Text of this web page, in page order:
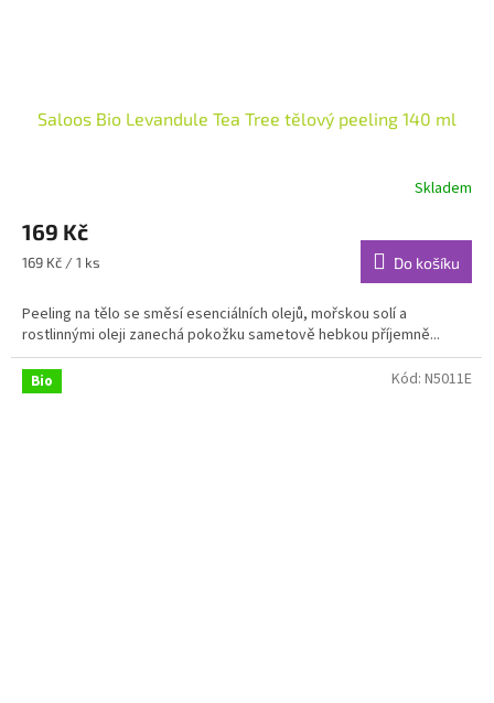
Saloos Bio Levandule Tea Tree tělový peeling 140 ml
produktu
je
5,0
5
hvězdiček.
Skladem
169 Kč
Měrná
169 Kč / 1 ks Do košíku
Peeling na tělo se směsí esenciálních olejů, mořskou solí a
rostlinnými oleji zanechá pokožku sametově hebkou příjemně...
Bio Kód: N5011E